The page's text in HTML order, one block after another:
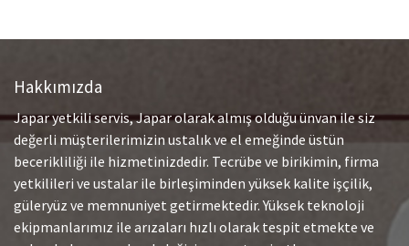
Hakkımızda
Japar yetkili servis, Japar olarak almış olduğu ünvan ile siz
değerli müşterilerimizin ustalık ve el emeğinde üstün
becerikliliği ile hizmetinizdedir. Tecrübe ve birikimin, firma
yetkilileri ve ustalar ile birleşiminden yüksek kalite işçilik,
güleryüz ve memnuniyet getirmektedir. Yüksek teknoloji
ekipmanlarımız ile arızaları hızlı olarak tespit etmekte ve